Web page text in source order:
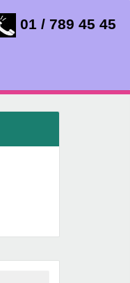
01 / 789 45 45